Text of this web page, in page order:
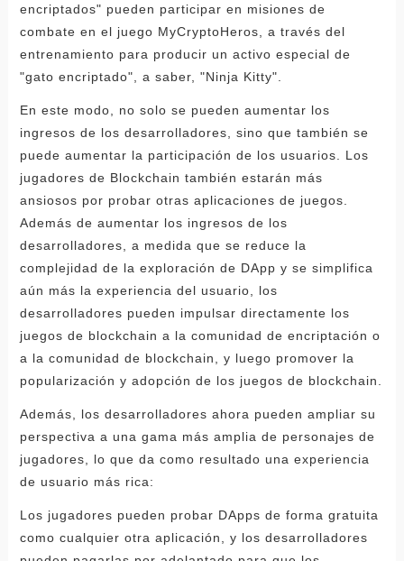
encriptados" pueden participar en misiones de
combate en el juego MyCryptoHeros, a través del
entrenamiento para producir un activo especial de
"gato encriptado", a saber, "Ninja Kitty".
En este modo, no solo se pueden aumentar los
ingresos de los desarrolladores, sino que también se
puede aumentar la participación de los usuarios. Los
jugadores de Blockchain también estarán más
ansiosos por probar otras aplicaciones de juegos.
Además de aumentar los ingresos de los
desarrolladores, a medida que se reduce la
complejidad de la exploración de DApp y se simplifica
aún más la experiencia del usuario, los
desarrolladores pueden impulsar directamente los
juegos de blockchain a la comunidad de encriptación o
a la comunidad de blockchain, y luego promover la
popularización y adopción de los juegos de blockchain.
Además, los desarrolladores ahora pueden ampliar su
perspectiva a una gama más amplia de personajes de
jugadores, lo que da como resultado una experiencia
de usuario más rica:
Los jugadores pueden probar DApps de forma gratuita
como cualquier otra aplicación, y los desarrolladores